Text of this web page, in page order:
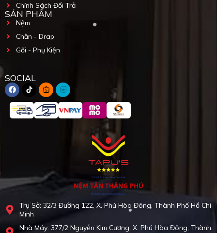
Trụ Sở: 32/3 Đường 122, X. Phú Hòa Đông, Thành Phố Hồ Chí
Minh
Nhà Máy: 377/2 Nguyễn Kim Cương, X. Phú Hòa Đông, Thành
Chính Sách Đổi Trả
SẢN PHẨM
Nệm
Chăn - Drap
Gối - Phụ Kiện
SOCIAL